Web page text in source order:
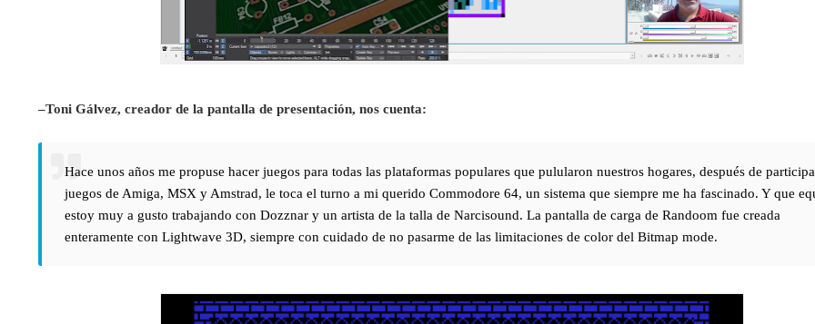
–Toni Gálvez, creador de la pantalla de presentación, nos cuenta:
Hace unos años me propuse hacer juegos para todas las plataformas populares que pulularon nuestros hogares, después de
juegos de Amiga, MSX y Amstrad, le toca el turno a mi querido Commodore 64, un sistema que siempre me ha fascinado. Y que
estoy muy a gusto trabajando con Dozznar y un artista de la talla de Narcisound. La pantalla de carga de Randoom fue creada
enteramente con Lightwave 3D, siempre con cuidado de no pasarme de las limitaciones de color del Bitmap mode.